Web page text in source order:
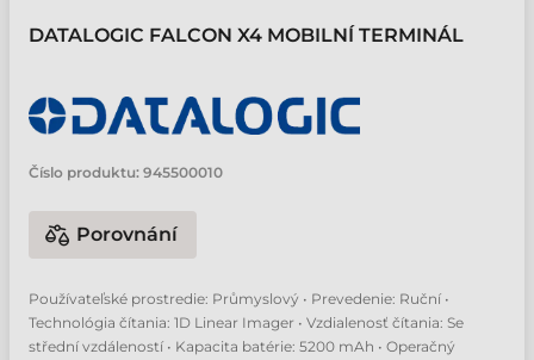
DATALOGIC FALCON X4 MOBILNÍ TERMINÁL
Číslo produktu: 945500010
Porovnání
Používateľské prostredie: Průmyslový • Prevedenie: Ruční •
Technológia čítania: 1D Linear Imager • Vzdialenosť čítania: Se
střední vzdáleností • Kapacita batérie: 5200 mAh • Operačný